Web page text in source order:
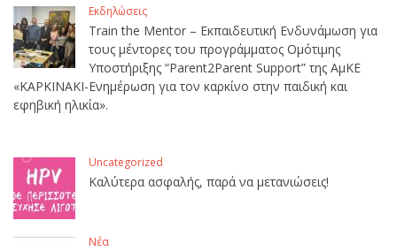
Εκδηλώσεις
Train the Mentor – Εκπαιδευτική Ενδυνάμωση για
τους μέντορες του προγράμματος Ομότιμης
Υποστήριξης “Parent2Parent Support” της ΑμΚΕ
«ΚΑΡΚΙΝΑΚΙ-Ενημέρωση για τον καρκίνο στην παιδική και
εφηβική ηλικία».
Uncategorized
Καλύτερα ασφαλής, παρά να μετανιώσεις!
Νέα